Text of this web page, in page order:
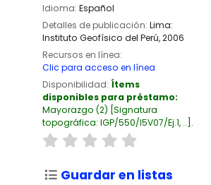
Idioma: Español
Detalles de publicación: Lima:
Instituto Geofísico del Perú,2006
Recursos en línea:
Clic para acceso en línea
Disponibilidad: Ítems
disponibles para préstamo:
Mayorazgo (2) Signatura
topográfica: IGP/550/I5V07/Ej.1, .. .
Guardar en listas